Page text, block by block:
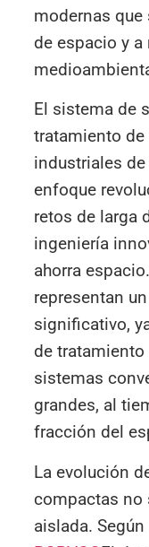
modernas
de espacio y
El sistema de
tratamiento de
industriales
enfoque
retos de larga
ingeniería
ahorra
representan
significativo,
de
sistemas
grandes, al
fracción del
La evolución
compactas no
aislada.